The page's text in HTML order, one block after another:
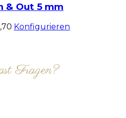
& Out 5 mm
Konfigurieren
Fragen?